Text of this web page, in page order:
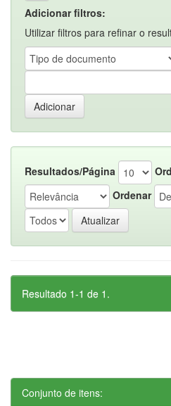
Adicionar filtros:
Utilizar filtros para refinar o
Resultados/Página
Ordenar
Resultado 1-1 de 1.
Conjunto de itens: